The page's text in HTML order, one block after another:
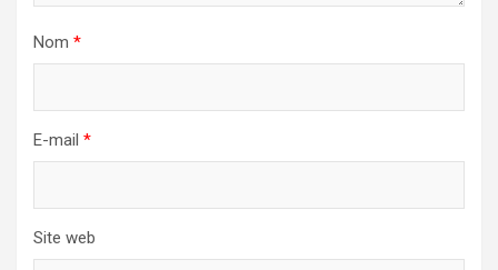
Nom *
E-mail *
Site web